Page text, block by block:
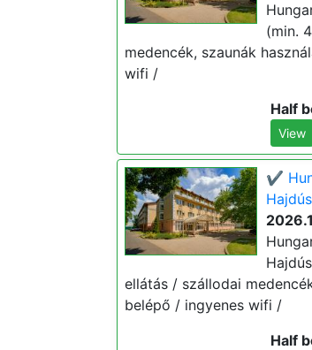
(min.
medencék, szaunák
wifi /
Half
View
✔️
ellátás / szállodai
belépő / ingyenes wifi /
Half